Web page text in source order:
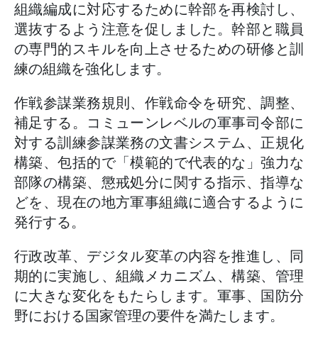
組織編成に対応するために幹部を再検討し、
選抜するよう注意を促しました。幹部と職員
の専門的スキルを向上させるための研修と訓
練の組織を強化します。
作戦参謀業務規則、作戦命令を研究、調整、
補足する。コミューンレベルの軍事司令部に
対する訓練参謀業務の文書システム、正規化
構築、包括的で「模範的で代表的な」強力な
部隊の構築、懲戒処分に関する指示、指導な
どを、現在の地方軍事組織に適合するように
発行する。
行政改革、デジタル変革の内容を推進し、同
期的に実施し、組織メカニズム、構築、管理
に大きな変化をもたらします。軍事、国防分
野における国家管理の要件を満たします。